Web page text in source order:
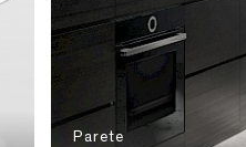
Parete